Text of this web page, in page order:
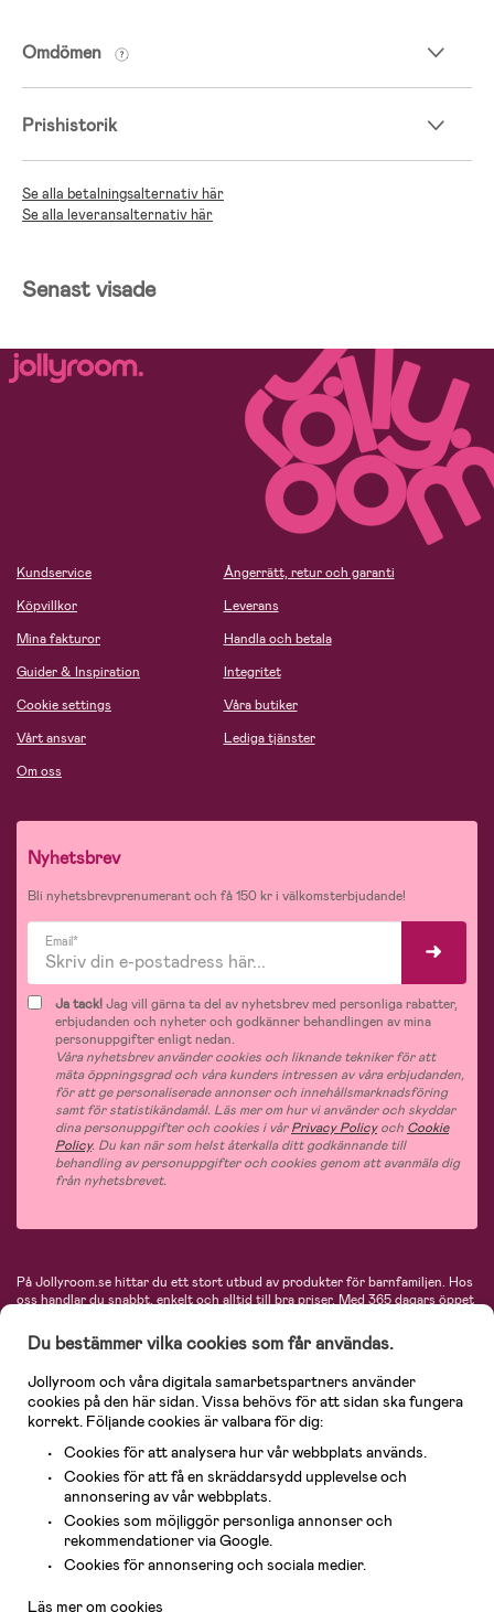
Omdömen
Prishistorik
Se alla betalningsalternativ här
Se alla leveransalternativ här
Senast visade
Kundservice
Köpvillkor
Mina fakturor
Guider & Inspiration
Cookie settings
Vårt ansvar
Om oss
Ångerrätt, retur och garanti
Leverans
Handla och betala
Integritet
Våra butiker
Lediga tjänster
Nyhetsbrev
Bli nyhetsbrevprenumerant och få 150 kr i välkomsterbjudande!
Email*
Ja tack!Jag vill gärna ta del av nyhetsbrev med personliga rabatter,
erbjudanden och nyheter och godkänner behandlingen av mina
personuppgifter enligt nedan.
Våra nyhetsbrev använder cookies och liknande tekniker för att
mäta öppningsgrad och våra kunders intressen av våra erbjudanden,
för att ge personaliserade annonser och innehållsmarknadsföring
samt för statistikändamål. Läs mer om hur vi använder och skyddar
dina personuppgifter och cookies i vårPrivacy Policyoch Cookie
Policy. Du kan när som helst återkalla ditt godkännande till
behandling av personuppgifter och cookies genom att avanmäla dig
från nyhetsbrevet.
På Jollyroom.se hittar du ett stort utbud av produkter för barnfamiljen. Hos
oss handlar du snabbt, enkelt och alltid till bra priser.Med 365 dagars öppet
hos oss. I vårt sortiment hittar du barnvagnar, bilstolar, kläder för barn och
baby, produkter för mamman, massor av inspirerande inredning, leksaker,
babyprodukter och mycket mer. Vi erbjuder produkter från välkända
varumärken så som Britax, Maxi-Cosi, Baby Jogger, BabyBjörn, Didriksons,
KidKraft, Ergobaby, Philips Avent, Neonate, Cybex, LEGO och många fler.
Välkommen in och kika runt i Nordens största barn- och babybutik på nätet!
Du bestämmer vilka cookies som får användas.
Jollyroom och våra digitala samarbetspartners använder
cookies på den här sidan. Vissa behövs för att sidan ska fungera
korrekt. Följande cookies är valbara för dig:
Cookies för att analysera hur vår webbplats används.
Cookies för att få en skräddarsydd upplevelse och
annonsering av vår webbplats.
Cookies som möjliggör personliga annonser och
rekommendationer via Google.
Cookies för annonsering och sociala medier.
Läs mer om cookies